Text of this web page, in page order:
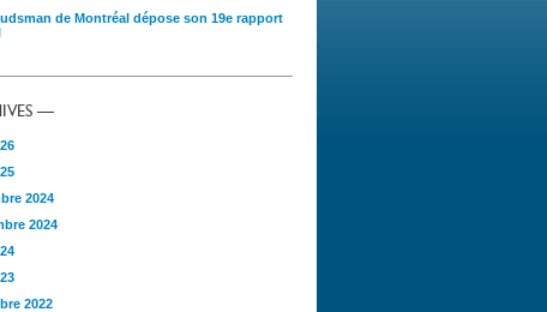
de Montréal dépose son 19e rapport
—
2024
2024
2022